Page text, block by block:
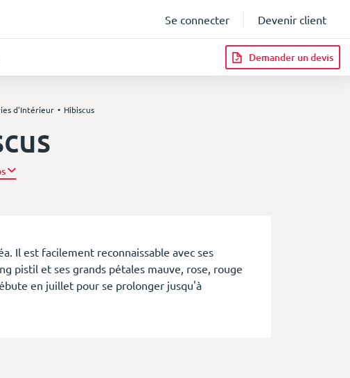
Se connecter Devenir client
Demander un devis
d'Intérieur Hibiscus
Plus d’infos
Il est facilement reconnaissable avec ses
pistil et ses grands pétales mauve, rose, rouge
en juillet pour se prolonger jusqu'à